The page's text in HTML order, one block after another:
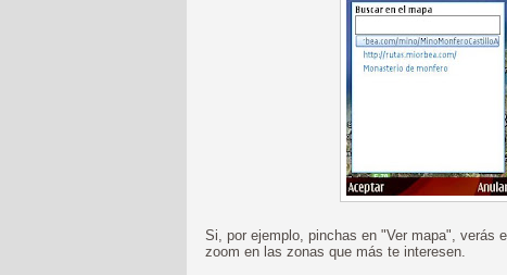
Si, por ejemplo, pinchas en "Ver mapa", verás el
zoom en las zonas que más te interesen.